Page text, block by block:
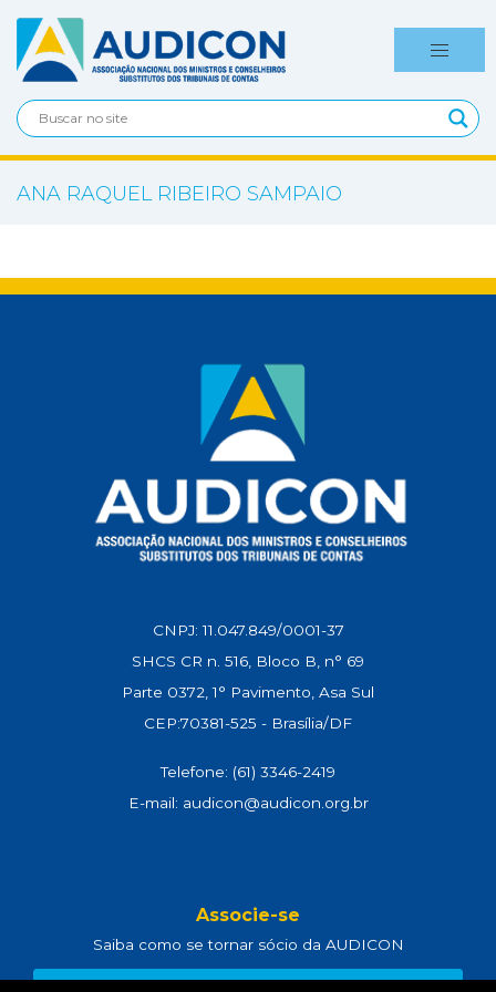
ANA RAQUEL RIBEIRO SAMPAIO
CNPJ: 11.047.849/0001-37
SHCS CR n. 516, Bloco B, n° 69
Parte 0372, 1° Pavimento, Asa Sul
CEP:70381-525 - Brasília/DF
Telefone: (61) 3346-2419
E-mail: audicon@audicon.org.br
Associe-se
Saiba como se tornar sócio da AUDICON